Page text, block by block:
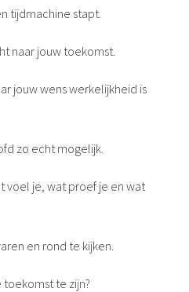
tijdmachine stapt.
naar jouw toekomst.
jouw wens werkelijkheid is
zo echt mogelijk.
voel je, wat proef je en wat
en rond te kijken.
toekomst te zijn?